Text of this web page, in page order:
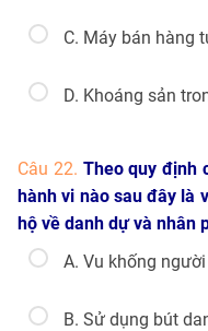
C. Máy bán hàng
D. Khoáng sản
Câu 22. Theo quy định
hành vi nào sau đây là
hộ về danh dự và nhân
A. Vu khống
B. Sử dụng bút